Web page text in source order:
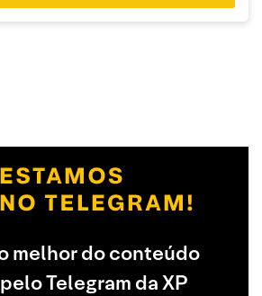
melhor do conteúdo
Telegram da XP